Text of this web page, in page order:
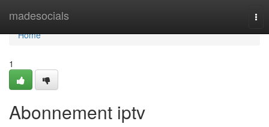
madesocials
Home
Home
1
Abonnement iptv